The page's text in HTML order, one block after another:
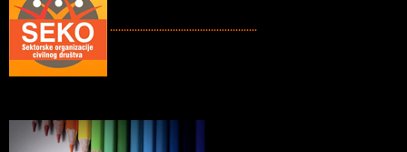
......................................................